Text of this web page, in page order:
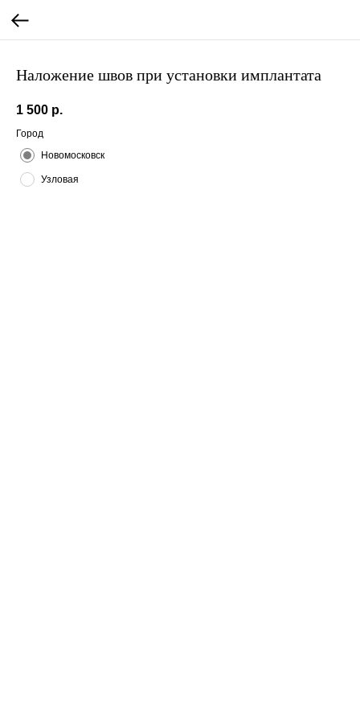
Наложение швов при установки имплантата
1 500 р.
Город
Новомосковск
Узловая